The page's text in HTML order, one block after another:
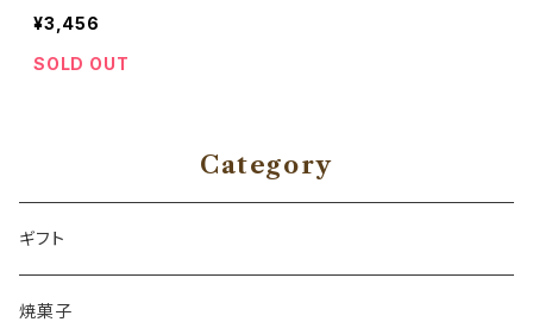
¥3,456
SOLD OUT
Category
ギフト
焼菓子